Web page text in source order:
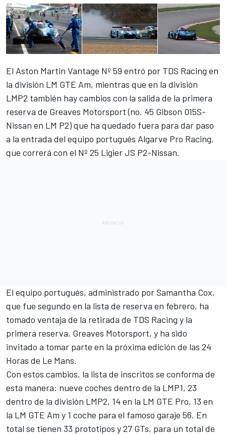
El Aston Martin Vantage Nº 59 entró por TDS Racing en
la división LM GTE Am, mientras que en la división
LMP2 también hay cambios con la salida de la primera
reserva de Greaves Motorsport (no. 45 Gibson 015S-
Nissan en LM P2) que ha quedado fuera para dar paso
a la entrada del equipo portugués Algarve Pro Racing,
que correrá con el Nº 25 Ligier JS P2-Nissan.
El equipo portugués, administrado por Samantha Cox,
que fue segundo en la lista de reserva en febrero, ha
tomado ventaja de la retirada de TDS Racing y la
primera reserva, Greaves Motorsport, y ha sido
invitado a tomar parte en la próxima edición de las 24
Horas de Le Mans.
Con estos cambios, la lista de inscritos se conforma de
esta manera: nueve coches dentro de la LMP1, 23
dentro de la división LMP2, 14 en la LM GTE Pro, 13 en
la LM GTE Am y 1 coche para el famoso garaje 56. En
total se tienen 33 prototipos y 27 GTs, para un total de